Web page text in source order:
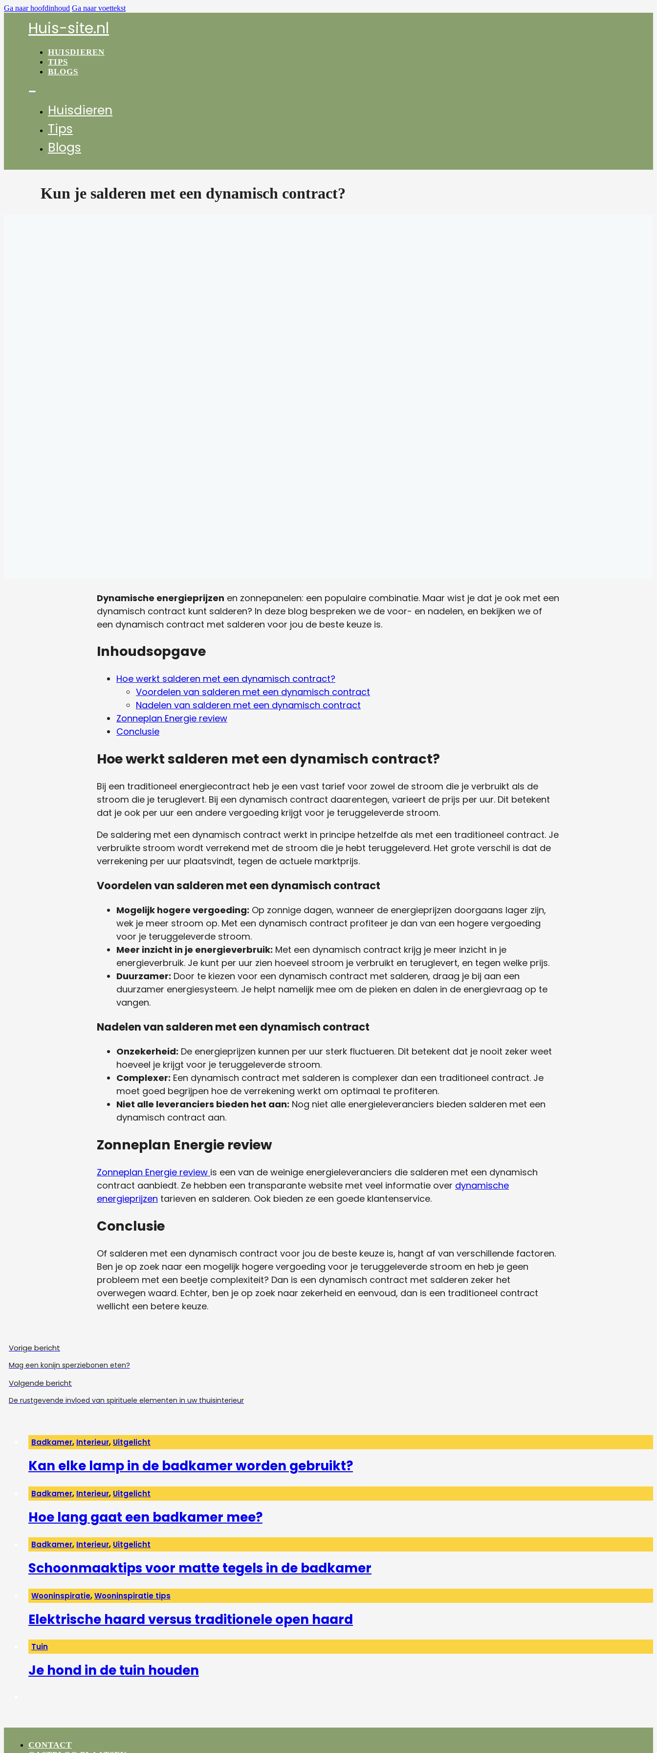
Ga naar hoofdinhoud Ga naar voettekst
Huis-site.nl
HUISDIEREN
TIPS
BLOGS
Huisdieren
Tips
Blogs
Kun je salderen met een dynamisch contract?
Dynamische energieprijzen en zonnepanelen: een populaire combinatie. Maar wist je dat je ook met een
dynamisch contract kunt salderen? In deze blog bespreken we de voor- en nadelen, en bekijken we of
een dynamisch contract met salderen voor jou de beste keuze is.
Inhoudsopgave
Hoe werkt salderen met een dynamisch contract?
Voordelen van salderen met een dynamisch contract
Nadelen van salderen met een dynamisch contract
Zonneplan Energie review
Conclusie
Hoe werkt salderen met een dynamisch contract?
Bij een traditioneel energiecontract heb je een vast tarief voor zowel de stroom die je verbruikt als de
stroom die je teruglevert. Bij een dynamisch contract daarentegen, varieert de prijs per uur. Dit betekent
dat je ook per uur een andere vergoeding krijgt voor je teruggeleverde stroom.
De saldering met een dynamisch contract werkt in principe hetzelfde als met een traditioneel contract. Je
verbruikte stroom wordt verrekend met de stroom die je hebt teruggeleverd. Het grote verschil is dat de
verrekening per uur plaatsvindt, tegen de actuele marktprijs.
Voordelen van salderen met een dynamisch contract
Mogelijk hogere vergoeding: Op zonnige dagen, wanneer de energieprijzen doorgaans lager zijn,
wek je meer stroom op. Met een dynamisch contract profiteer je dan van een hogere vergoeding
voor je teruggeleverde stroom.
Meer inzicht in je energieverbruik: Met een dynamisch contract krijg je meer inzicht in je
energieverbruik. Je kunt per uur zien hoeveel stroom je verbruikt en teruglevert, en tegen welke prijs.
Duurzamer: Door te kiezen voor een dynamisch contract met salderen, draag je bij aan een
duurzamer energiesysteem. Je helpt namelijk mee om de pieken en dalen in de energievraag op te
vangen.
Nadelen van salderen met een dynamisch contract
Onzekerheid: De energieprijzen kunnen per uur sterk fluctueren. Dit betekent dat je nooit zeker weet
hoeveel je krijgt voor je teruggeleverde stroom.
Complexer: Een dynamisch contract met salderen is complexer dan een traditioneel contract. Je
moet goed begrijpen hoe de verrekening werkt om optimaal te profiteren.
Niet alle leveranciers bieden het aan: Nog niet alle energieleveranciers bieden salderen met een
dynamisch contract aan.
Zonneplan Energie review
Zonneplan Energie review is een van de weinige energieleveranciers die salderen met een dynamisch
contract aanbiedt. Ze hebben een transparante website met veel informatie over dynamische
energieprijzen tarieven en salderen. Ook bieden ze een goede klantenservice.
Conclusie
Of salderen met een dynamisch contract voor jou de beste keuze is, hangt af van verschillende factoren.
Ben je op zoek naar een mogelijk hogere vergoeding voor je teruggeleverde stroom en heb je geen
probleem met een beetje complexiteit? Dan is een dynamisch contract met salderen zeker het
overwegen waard. Echter, ben je op zoek naar zekerheid en eenvoud, dan is een traditioneel contract
wellicht een betere keuze.
Vorige bericht
Mag een konijn sperziebonen eten?
Volgende bericht
De rustgevende invloed van spirituele elementen in uw thuisinterieur
Badkamer, Interieur, Uitgelicht
Kan elke lamp in de badkamer worden gebruikt?
Badkamer, Interieur, Uitgelicht
Hoe lang gaat een badkamer mee?
Badkamer, Interieur, Uitgelicht
Schoonmaaktips voor matte tegels in de badkamer
Wooninspiratie,Wooninspiratie tips
Elektrische haard versus traditionele open haard
Tuin
Je hond in de tuin houden
CONTACT